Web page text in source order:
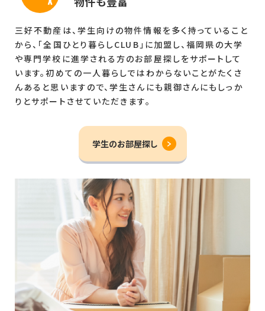
三好不動産は、学生向けの物件情報を多く持っていること
から、「全国ひとり暮らしCLUB」に加盟し、福岡県の大学
や専門学校に進学される方のお部屋探しをサポートして
います。初めての一人暮らしではわからないことがたくさ
んあると思いますので、学生さんにも親御さんにもしっか
りとサポートさせていただきます。
学生のお部屋探し